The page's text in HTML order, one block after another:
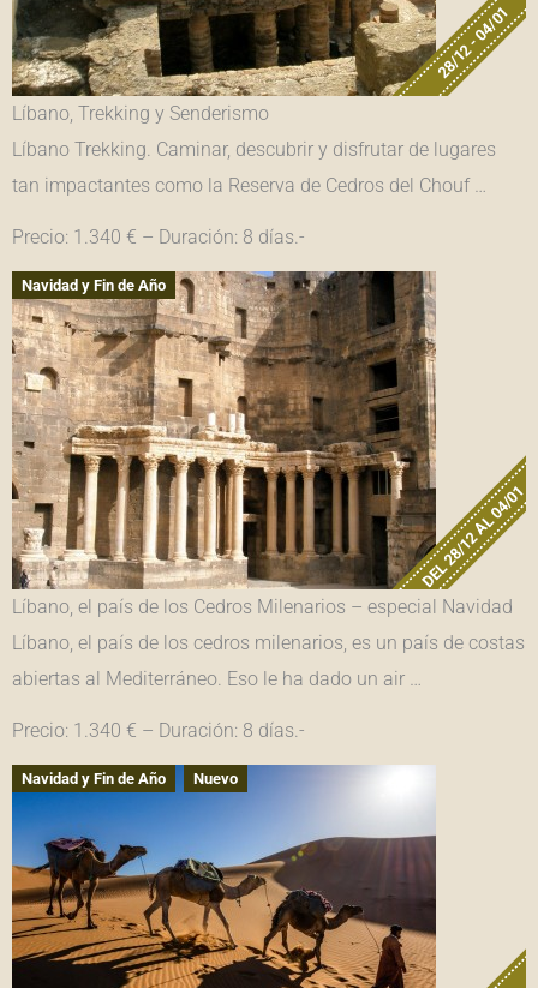
28/12 - 04/01
Líbano, Trekking y Senderismo
Líbano Trekking. Caminar, descubrir y disfrutar de lugares
tan impactantes como la Reserva de Cedros del Chouf …
Precio: 1.340 € – Duración: 8 días.-
Navidad y Fin de Año
DEL 28/12 AL 04/01
Líbano, el país de los Cedros Milenarios – especial Navidad
Líbano, el país de los cedros milenarios, es un país de costas
abiertas al Mediterráneo. Eso le ha dado un air …
Precio: 1.340 € – Duración: 8 días.-
Navidad y Fin de Año Nuevo